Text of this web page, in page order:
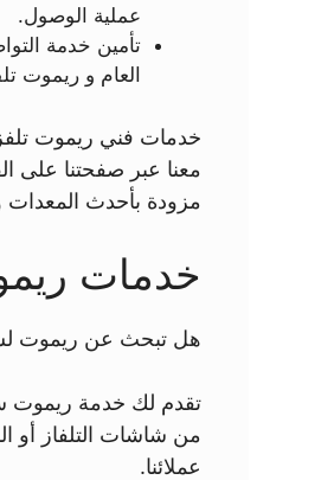
عملية الوصول.
العام و ريموت
خدمات فني ريموت
معنا عبر صفحتنا
مزودة بأحدث المعدات
خدمات
هل تبحث عن ريموت
تقدم لك خدمة ريموت
من شاشات التلفاز أو
عملائنا.